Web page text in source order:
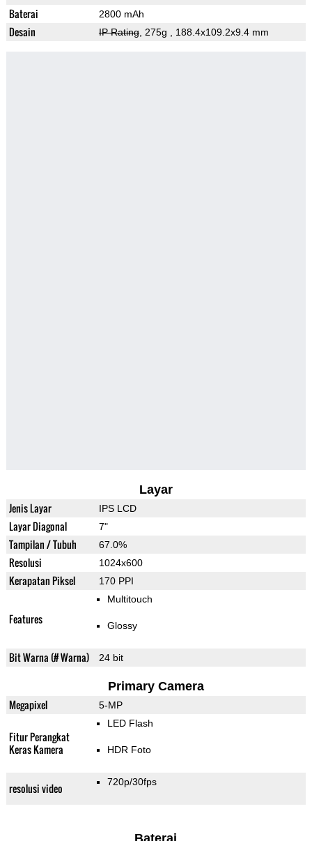
Baterai 2800 mAh
Desain IP Rating, 275g , 188.4x109.2x9.4 mm
Layar
Jenis Layar IPS LCD
Layar Diagonal 7"
Tampilan / Tubuh 67.0%
Resolusi 1024x600
Kerapatan Piksel 170 PPI
Features
Multitouch
Glossy
Bit Warna (# Warna) 24 bit
Primary Camera
Megapixel 5-MP
Fitur Perangkat
Keras Kamera
LED Flash
HDR Foto
resolusi video 720p/30fps